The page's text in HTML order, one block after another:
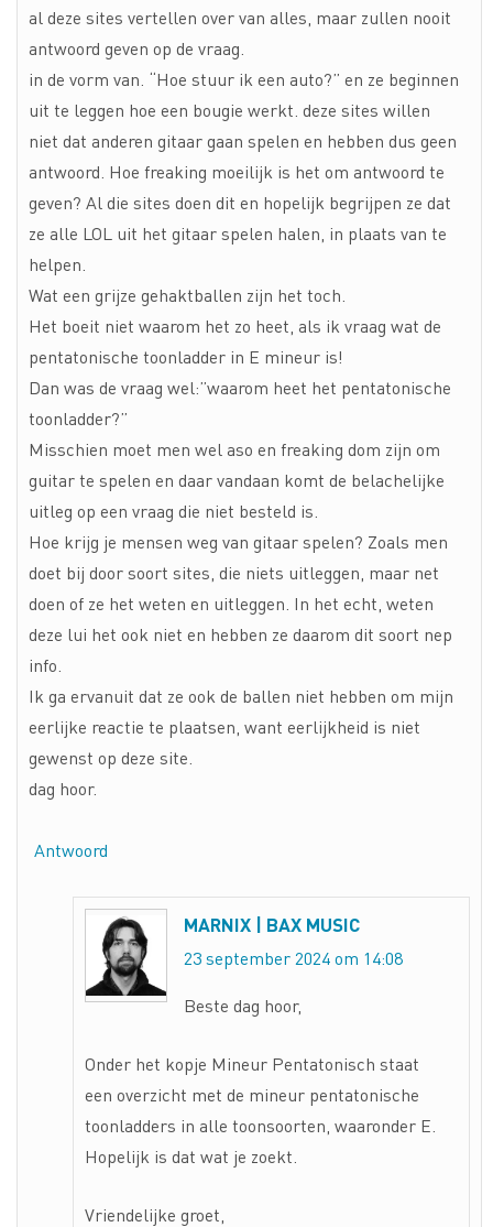
al deze sites vertellen over van alles, maar zullen nooit
antwoord geven op de vraag.
in de vorm van. “Hoe stuur ik een auto?” en ze beginnen
uit te leggen hoe een bougie werkt. deze sites willen
niet dat anderen gitaar gaan spelen en hebben dus geen
antwoord. Hoe freaking moeilijk is het om antwoord te
geven? Al die sites doen dit en hopelijk begrijpen ze dat
ze alle LOL uit het gitaar spelen halen, in plaats van te
helpen.
Wat een grijze gehaktballen zijn het toch.
Het boeit niet waarom het zo heet, als ik vraag wat de
pentatonische toonladder in E mineur is!
Dan was de vraag wel:”waarom heet het pentatonische
toonladder?”
Misschien moet men wel aso en freaking dom zijn om
guitar te spelen en daar vandaan komt de belachelijke
uitleg op een vraag die niet besteld is.
Hoe krijg je mensen weg van gitaar spelen? Zoals men
doet bij door soort sites, die niets uitleggen, maar net
doen of ze het weten en uitleggen. In het echt, weten
deze lui het ook niet en hebben ze daarom dit soort nep
info.
Ik ga ervanuit dat ze ook de ballen niet hebben om mijn
eerlijke reactie te plaatsen, want eerlijkheid is niet
gewenst op deze site.
dag hoor.
Antwoord
MARNIX | BAX MUSIC
23 september 2024 om 14:08
Beste dag hoor,
Onder het kopje Mineur Pentatonisch staat
een overzicht met de mineur pentatonische
toonladders in alle toonsoorten, waaronder E.
Hopelijk is dat wat je zoekt.
Vriendelijke groet,